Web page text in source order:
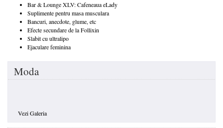
Bar & Lounge XLV: Cafeneaua eLady
Suplimente pentru masa musculara
Bancuri, anecdote, glume, etc
Efecte secundare de la Follixin
Slabit cu ultralipo
Ejaculare feminina
Moda
Vezi Galeria